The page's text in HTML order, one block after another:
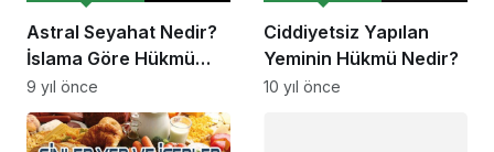
Astral Seyahat Nedir?
İslama Göre Hükmü
Nedir?
9 yıl önce
Ciddiyetsiz Yapılan
Yeminin Hükmü Nedir?
10 yıl önce